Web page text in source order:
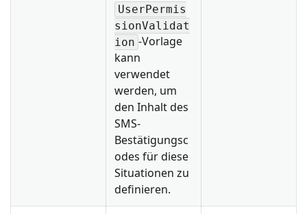
UserPermis
sionValidat
ion -Vorlage
kann
verwendet
werden, um
den Inhalt des
SMS-
Bestätigungsc
odes für diese
Situationen zu
definieren.